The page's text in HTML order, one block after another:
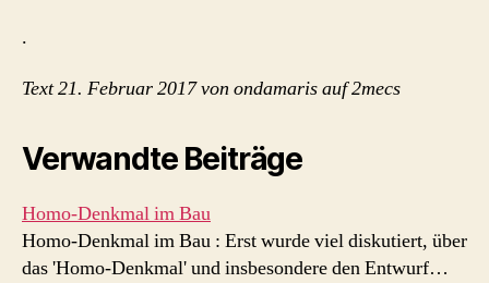
.
Text 21. Februar 2017 von ondamaris auf 2mecs
Verwandte Beiträge
Homo-Denkmal im Bau
Homo-Denkmal im Bau : Erst wurde viel diskutiert, über
das 'Homo-Denkmal' und insbesondere den Entwurf…